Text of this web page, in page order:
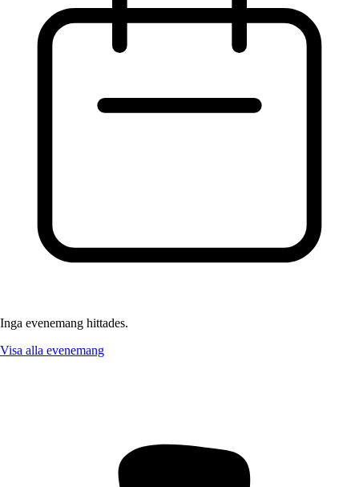
Inga evenemang hittades.
Visa alla evenemang